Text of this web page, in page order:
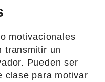
motivacionales
transmitir un
Pueden ser
clase para motivar